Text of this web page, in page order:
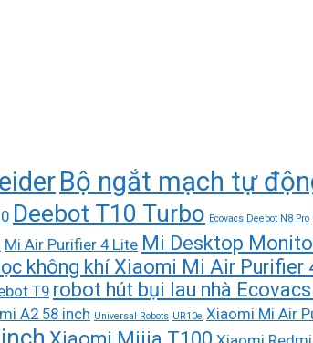
Bộ ngắt mạch tự
Deebot T10 Turbo Ecovacs Deebot N8 Pro
Mi Air Purifier 4 Lite Mi Desktop
không khí Xiaomi Mi Air Purifier
T9 robot hút bụi lau nhà
A2 58 inch Universal Robots UR10e Xiaomi Mi Air